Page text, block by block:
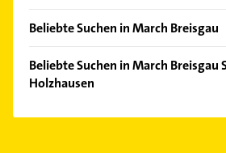
Gundelfingen Breisgau
Freiburg im Breisgau
Schallstadt
Beliebte Suchen in March Breisgau
Fensterbauer
Fenster
Beliebte Suchen in March Breisgau
Holzhausen